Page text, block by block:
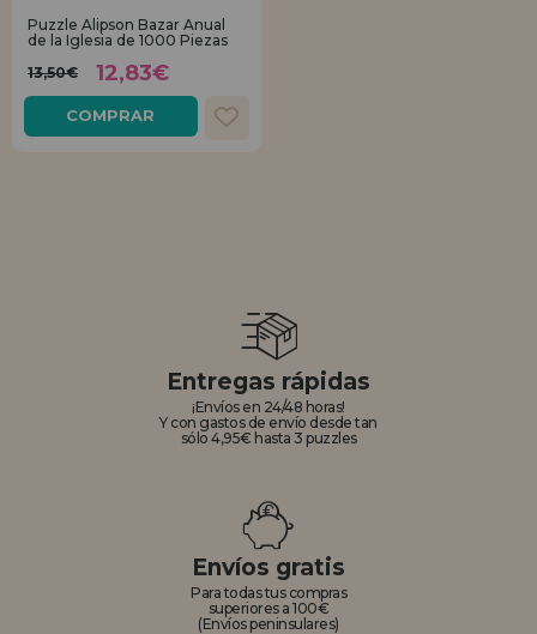
REGISTRO DISTRIBUIDOR
Puzzle Alipson Bazar Anual
de la Iglesia de 1000 Piezas
13,50€
12,83€
COMPRAR
Entregas rápidas
¡Envíos en 24/48 horas!
Y con gastos de envío desde tan
sólo 4,95€ hasta 3 puzzles
Envíos gratis
Para todas tus compras
superiores a 100€
(Envíos peninsulares)